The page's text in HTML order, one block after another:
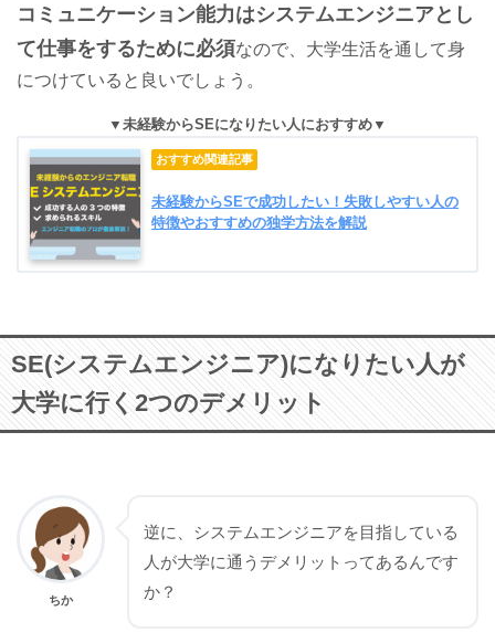
コミュニケーション能力はシステムエンジニアとし
て仕事をするために必須なので、大学生活を通して身
につけていると良いでしょう。
未経験からSEになりたい人におすすめ
未経験からSEで成功したい！失敗しやすい人の
特徴やおすすめの独学方法を解説
SE(システムエンジニア)になりたい人が
大学に行く2つのデメリット
ちか
逆に、システムエンジニアを目指している
人が大学に通うデメリットってあるんです
か？